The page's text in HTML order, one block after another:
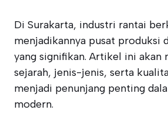
Di Surakarta, industri rantai
menjadikannya pusat produksi
yang signifikan. Artikel ini akan
sejarah, jenis-jenis, serta
menjadi penunjang penting
modern.